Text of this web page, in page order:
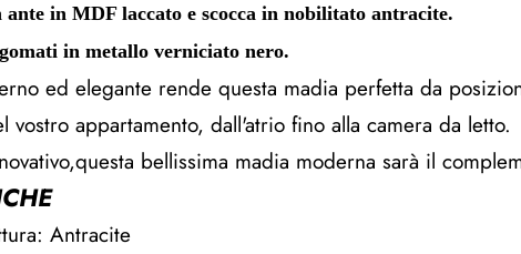
in MDF laccato e scocca in nobilitato antracite.
in metallo verniciato nero.
ed elegante rende questa madia perfetta da
vostro appartamento, dall'atrio fino alla camera da letto.
bellissima madia moderna sarà il
Antracite